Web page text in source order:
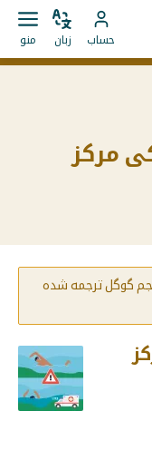
به
حساب
حساب
زبان
تغییر
زبان
باز
منو
منو
مرکز
گوگل ترجمه شده